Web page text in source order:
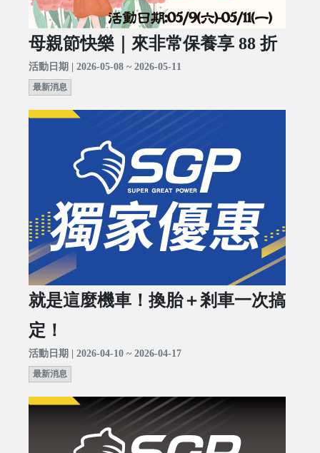
母親節快樂｜來非常保養享 88 折
活動日期 | 2026-05-08 ~ 2026-05-11
最新消息
就是這麼機車！換胎＋剎車一次搞
定！
活動日期 | 2026-04-10 ~ 2026-04-17
最新消息